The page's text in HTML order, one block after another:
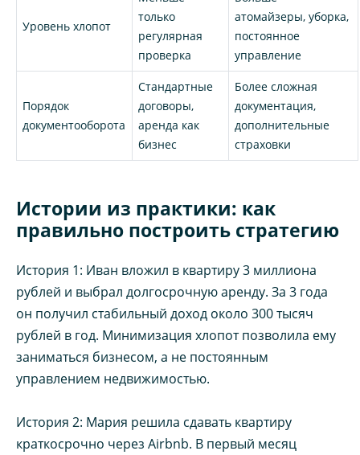
Уровень хлопот
только
регулярная
проверка
атомайзеры, уборка,
постоянное
управление
Порядок
документооборота
Стандартные
договоры,
аренда как
бизнес
Более сложная
документация,
дополнительные
страховки
Истории из практики: как
правильно построить стратегию
История 1: Иван вложил в квартиру 3 миллиона
рублей и выбрал долгосрочную аренду. За 3 года
он получил стабильный доход около 300 тысяч
рублей в год. Минимизация хлопот позволила ему
заниматься бизнесом, а не постоянным
управлением недвижимостью.
История 2: Мария решила сдавать квартиру
краткосрочно через Airbnb. В первый месяц